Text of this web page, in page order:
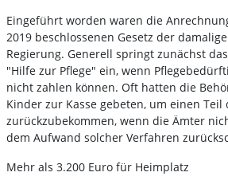
Eingeführt worden waren die
2019 beschlossenen Gesetz der
Regierung. Generell springt zunächst
"Hilfe zur Pflege" ein, wenn
nicht zahlen können. Oft hatten die
Kinder zur Kasse gebeten, um einen Teil
zurückzubekommen, wenn die Ämter
dem Aufwand solcher Verfahren
Mehr als 3.200 Euro für Heimplatz